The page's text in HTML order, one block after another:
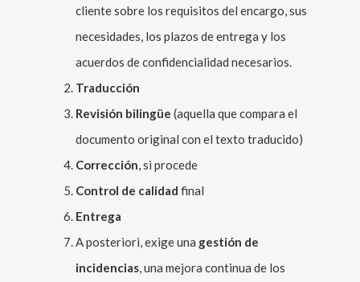
cliente sobre los requisitos del encargo, sus
necesidades, los plazos de entrega y los
acuerdos de confidencialidad necesarios.
Traducción
Revisión bilingüe (aquella que compara el
documento original con el texto traducido)
Corrección, si procede
Control de calidad final
Entrega
A posteriori, exige una gestión de
incidencias, una mejora continua de los